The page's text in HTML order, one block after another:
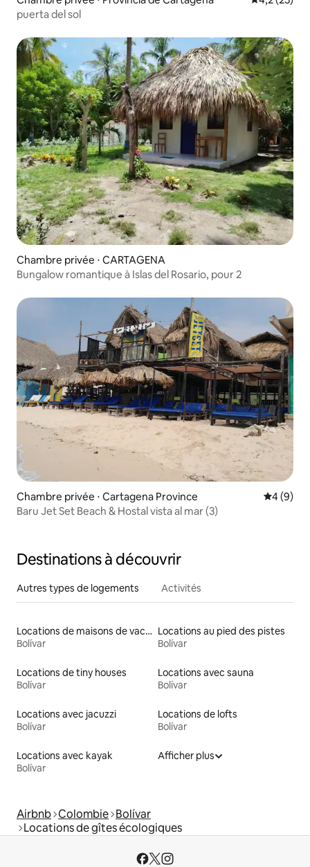
puerta del sol
Chambre privée ⋅ CARTAGENA
Bungalow romantique à Islas del Rosario, pour 2
Chambre privée ⋅ Cartagena Province
4 (9)
Baru Jet Set Beach & Hostal vista al mar (3)
Destinations à découvrir
Autres types de logements Activités
Locations de maisons de vacances
Bolívar
Locations au pied des pistes
Bolívar
Locations de tiny houses
Bolívar
Locations avec sauna
Bolívar
Locations avec jacuzzi
Bolívar
Locations de lofts
Bolívar
Locations avec kayak
Bolívar
Afficher plus
Airbnb Colombie Bolívar
Locations de gîtes écologiques